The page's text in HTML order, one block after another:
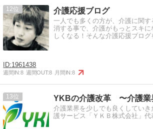
12 介護応援ブログ
一人でも多くの方が、介護に関
消する事で、介護がもっとスキ
しくなる！そんな介護応援ブログ
1961438
週間IN:8 週間OUT:8 月間IN:8
13
介護業界を少しでも良くしてい
護サービス「ＹＫＢ株式会社」代